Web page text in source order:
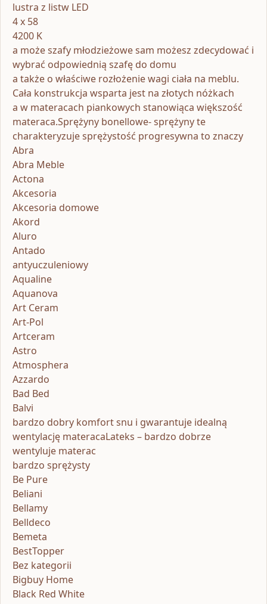
lustra z listw LED
4 x 58
4200 K
a może szafy młodzieżowe sam możesz zdecydować i
wybrać odpowiednią szafę do domu
a także o właściwe rozłożenie wagi ciała na meblu.
Cała konstrukcja wsparta jest na złotych nóżkach
a w materacach piankowych stanowiąca większość
materaca.Sprężyny bonellowe- sprężyny te
charakteryzuje sprężystość progresywna to znaczy
Abra
Abra Meble
Actona
Akcesoria
Akcesoria domowe
Akord
Aluro
Antado
antyuczuleniowy
Aqualine
Aquanova
Art Ceram
Art-Pol
Artceram
Astro
Atmosphera
Azzardo
Bad Bed
Balvi
bardzo dobry komfort snu i gwarantuje idealną
wentylację materacaLateks – bardzo dobrze
wentyluje materac
bardzo sprężysty
Be Pure
Beliani
Bellamy
Belldeco
Bemeta
BestTopper
Bez kategorii
Bigbuy Home
Black Red White